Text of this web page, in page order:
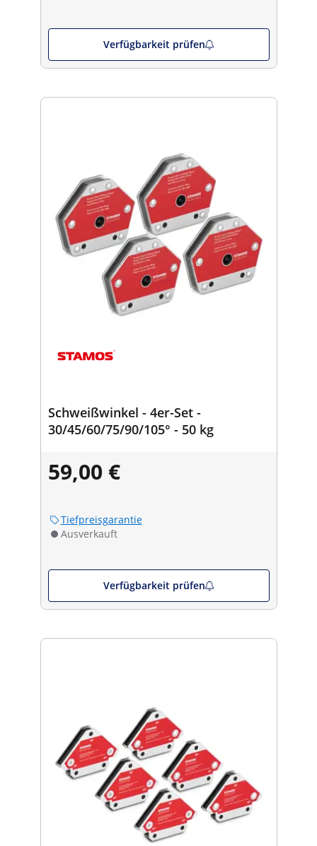
Verfügbarkeit prüfen
Schweißwinkel - 4er-Set -
30/45/60/75/90/105° - 50 kg
59,00 €
Tiefpreisgarantie
Ausverkauft
Verfügbarkeit prüfen